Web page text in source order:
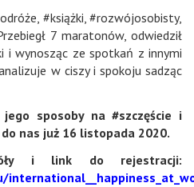
#książki, #rozwójosobisty,
7 maratonów, odwiedził
i wynosząc ze spotkań z innymi
w ciszy i spokoju sadząc
jego sposoby na #szczęście i
do nas już 16 listopada 2020.
i link do rejestracji: